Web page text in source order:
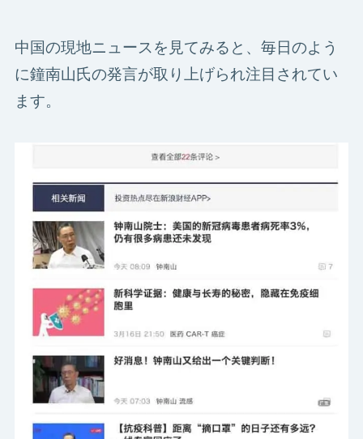
中国の現地ニュースを見てみると、毎日のよう
に鐘南山氏の発言が取り上げられ注目されてい
ます。